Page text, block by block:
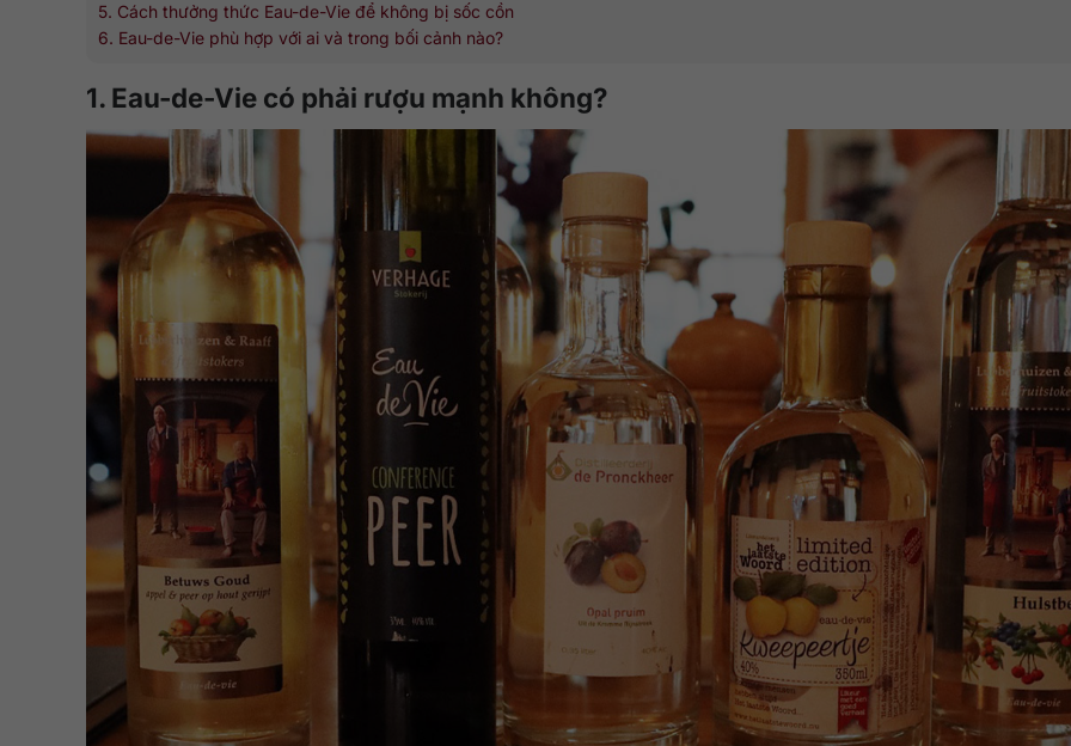
5. Cách thưởng thức Eau-de-Vie để không bị sốc cồn
6. Eau-de-Vie phù hợp với ai và trong bối cảnh nào?
1. Eau-de-Vie có phải rượu mạnh không?